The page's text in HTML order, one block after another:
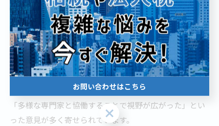
DX導入プロジェクトなど、時代のニーズに即した業務を
経験することで、実践的な知見が蓄積されます。
現場で学ぶメリットは、理論だけでなくクライアントと
の折衝力やチームマネジメント能力、課題解決プロセス
の全体像を体験できる点にあります。実際に、経験者の
声として「現場での失敗体験が大きな成長に繋がった」
「多様な専門家と協働することで視野が広がった」とい
った意見が多く寄せられています。
お問い合わせはこちら
お問い合わせはこちら